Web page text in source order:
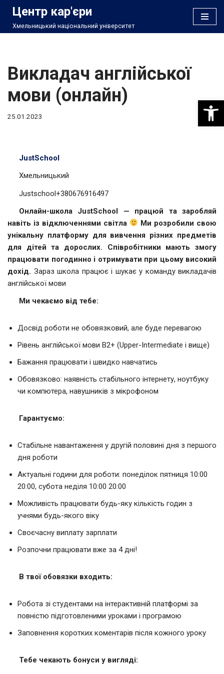
Перейти
Центр кар'єри
Хмельницький національний університет
Викладач англійської
мови (онлайн)
25.01.2023
JustSchool
Хмельницький
Justschool+380676916497
Онлайн-школа JustSchool — працюй та заробляй
навіть із відключеннями світла
Ми розробили свою
унікальну платформу для вивчення різних предметів
для дітей та дорослих. Співробітники мають змогу
працювати погодинно і отримувати при цьому високий
дохід. Зараз школа працює і шукає у команду викладачів
англійської мови
Ми чекаємо від тебе:
Досвід роботи не обовязковий, але буде перевагою
Рівень англійської мови В2+ (Upper-Intermediate і вище)
Бажання працювати і швидко навчатись
Обовязково: наявність стабільного інтернету, ноутбуку
чи компютера, навушників з мікрофоном
Гарантуємо:
Стабільне навантаження у другій половині дня з першого
дня роботи
Актуальні години для роботи: понеділок пятниця 10:00
20:00, субота неділя 10:00 20:00
Можливість працювати будь-яку кількість годин з
учнями будь-якого віку
Своєчасну виплату зарплати
Розпочни працювати вже за 4 дні!
В твої обовязки входить:
Робота зі студентами на інтерактивній платформі за
повністю підготовленими уроками і програмою
Заповнення коротких коментарів після кожного уроку
Тебе чекають бонуси у вигляді: